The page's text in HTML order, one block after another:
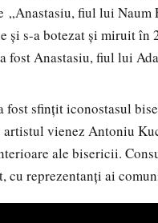
„Anastasiu, fiul lui Naum
şi s-a botezat şi miruit în
fost Anastasiu, fiul lui
fost sfinţit iconostasul
artistul vienez Antoniu
ale bisericii.
cu reprezentanţi ai